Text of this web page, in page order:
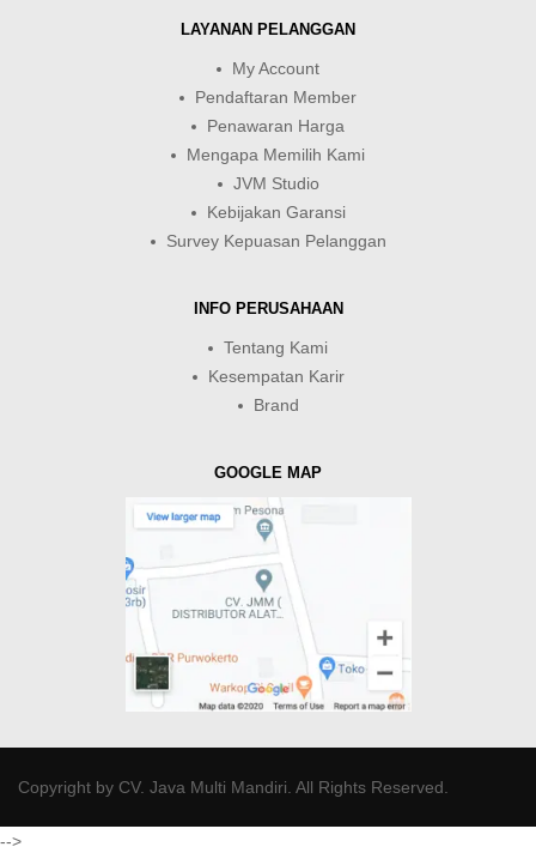
LAYANAN PELANGGAN
My Account
Pendaftaran Member
Penawaran Harga
Mengapa Memilih Kami
JVM Studio
Kebijakan Garansi
Survey Kepuasan Pelanggan
INFO PERUSAHAAN
Tentang Kami
Kesempatan Karir
Brand
GOOGLE MAP
Copyright by CV. Java Multi Mandiri. All Rights Reserved.
-->